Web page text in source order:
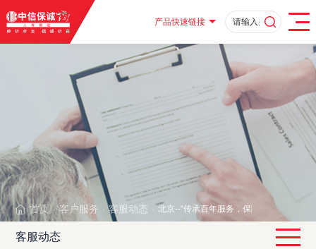
产品快速链接
首页 · 客户服务 · 客服动态 · 北京--“传承百年服务，保障在您身边”
客服动态